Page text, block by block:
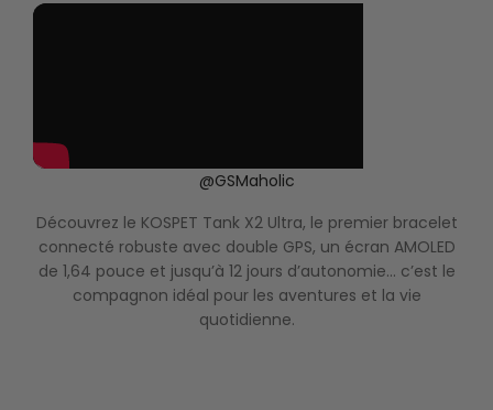
@GSMaholic
Découvrez le KOSPET Tank X2 Ultra, le premier bracelet
connecté robuste avec double GPS, un écran AMOLED
de 1,64 pouce et jusqu’à 12 jours d’autonomie... c’est le
compagnon idéal pour les aventures et la vie
quotidienne.